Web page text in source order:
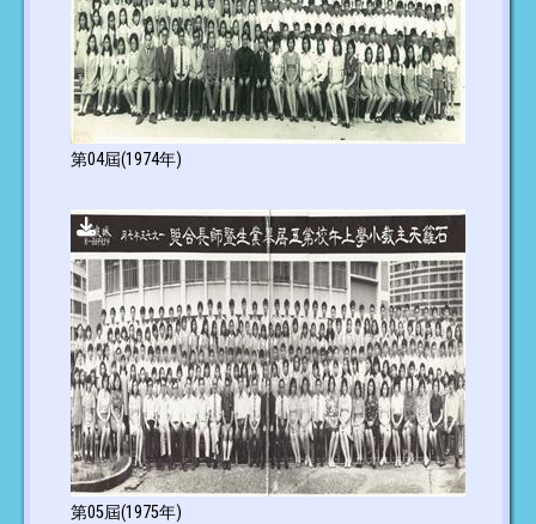
第04屆(1974年)
第05屆(1975年)